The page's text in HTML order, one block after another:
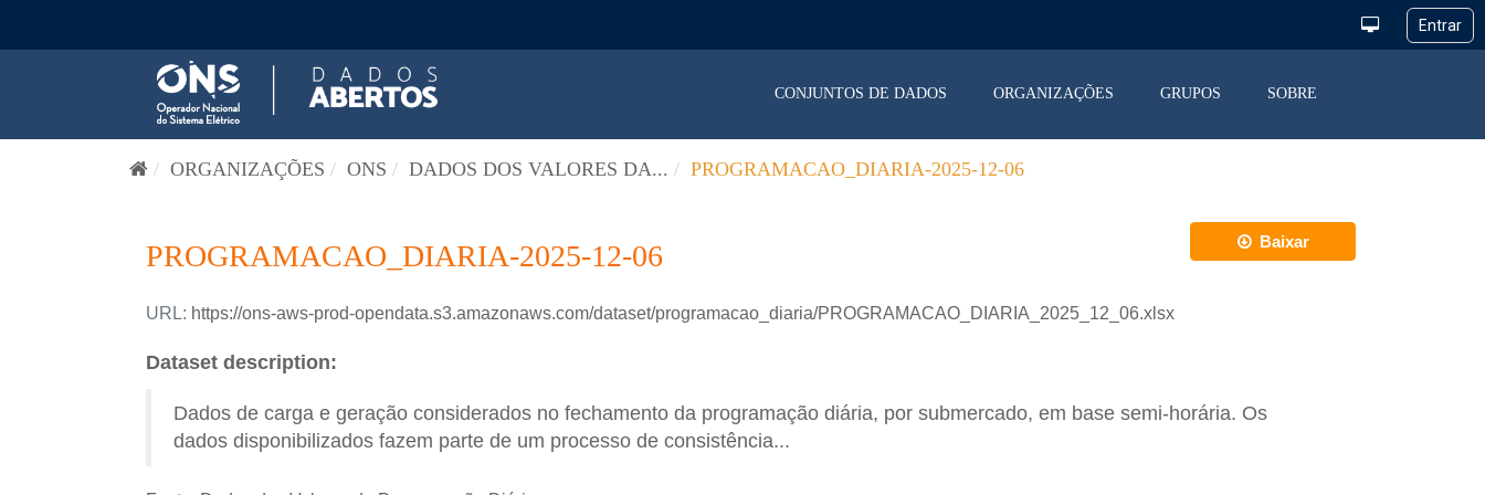
CONJUNTOS DE DADOS ORGANIZAÇÕES GRUPOS SOBRE
ORGANIZAÇÕES ONS DADOS DOS VALORES DA... PROGRAMACAO_DIARIA-2025-12-06
Baixar
PROGRAMACAO_DIARIA-2025-12-06
URL: https://ons-aws-prod-opendata.s3.amazonaws.com/dataset/programacao_diaria/PROGRAMACAO_DIARIA_2025_12_06.xlsx
Dataset description:
Dados de carga e geração considerados no fechamento da programação diária, por submercado, em base semi-horária. Os
dados disponibilizados fazem parte de um processo de consistência...